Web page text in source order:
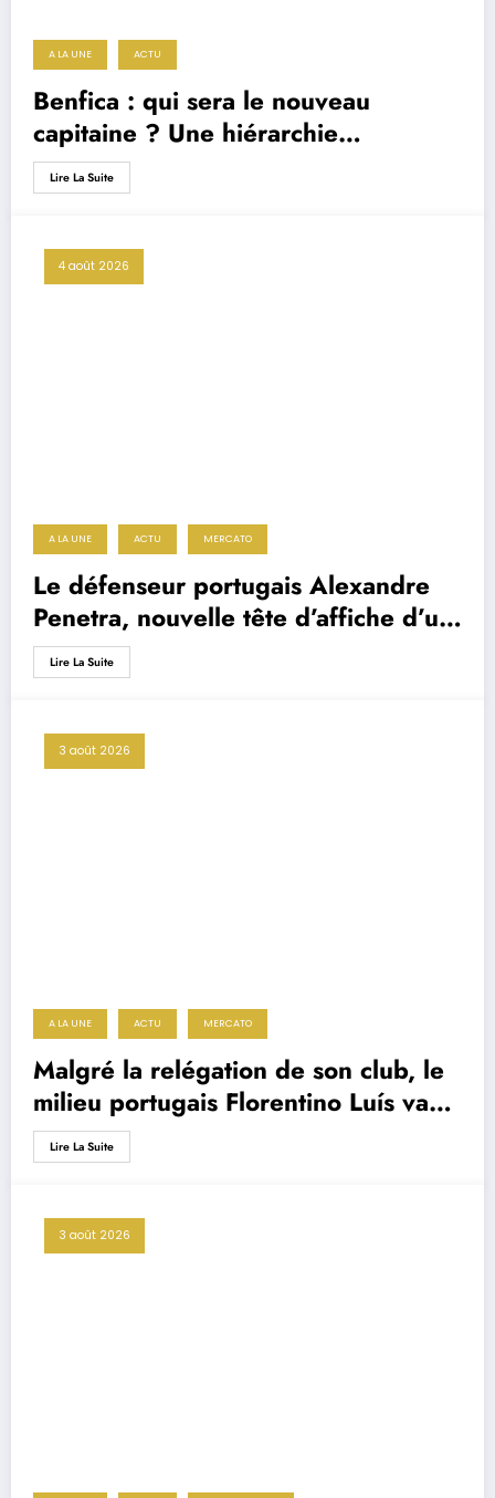
A LA UNE ACTU
Benfica : qui sera le nouveau
capitaine ? Une hiérarchie
totalement relancée après deux
départs majeurs
Lire La Suite
4 août 2026
A LA UNE ACTU MERCATO
Le défenseur portugais Alexandre
Penetra, nouvelle tête d’affiche d’un
projet très ambitieux
Lire La Suite
3 août 2026
A LA UNE ACTU MERCATO
Malgré la relégation de son club, le
milieu portugais Florentino Luís va
rester en Premier League
Lire La Suite
3 août 2026